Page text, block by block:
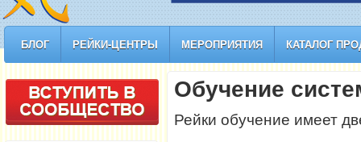
БЛОГ РЕЙКИ-ЦЕНТРЫ МЕРОПРИЯТИЯ КАТАЛОГ
Обучение
Рейки обучение имеет